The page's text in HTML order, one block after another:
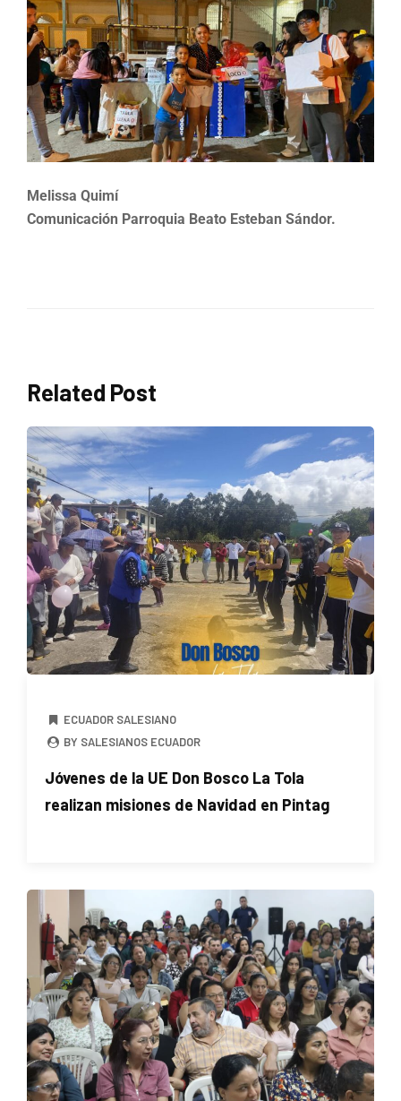
Melissa Quimí
Comunicación Parroquia Beato Esteban Sándor.
Related Post
ECUADOR SALESIANO
BY SALESIANOS ECUADOR
Jóvenes de la UE Don Bosco La Tola
realizan misiones de Navidad en Pintag